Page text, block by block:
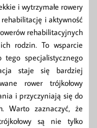
i wytrzymałe rowery
rehabilitację i aktywność
rehabilitacyjnych
rodzin. To wsparcie
specjalistycznego
staje się bardziej
rower trójkołowy
i przyczyniają się do
Warto zaznaczyć, że
są nie tylko